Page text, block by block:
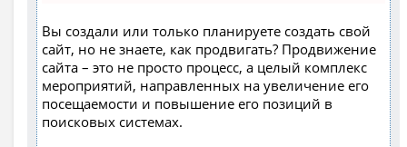
Вы создали или только планируете создать свой
сайт, но не знаете, как продвигать? Продвижение
сайта – это не просто процесс, а целый комплекс
мероприятий, направленных на увеличение его
посещаемости и повышение его позиций в
поисковых системах.